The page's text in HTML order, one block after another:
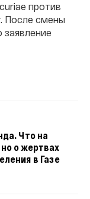
против
После смены
заявление
Что на
о жертвах
в Газе